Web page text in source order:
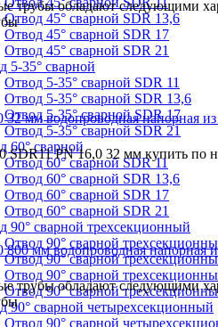
Отвод 45° сварной SDR 13,6
Отвод 45° сварной SDR 17
Отвод 45° сварной SDR 21
5-35° сварной
Отвод 5-35° сварной SDR 11
Отвод 5-35° сварной SDR 13,6
Отвод 5-35° сварной SDR 17
Отвод 5-35° сварной SDR 21
60° сварной
Отвод 60° сварной SDR 11
Отвод 60° сварной SDR 13,6
Отвод 60° сварной SDR 17
Отвод 60° сварной SDR 21
90° сварной трехсекционный
Отвод 90° сварной
Отвод 90° сварной
Отвод 90° сварной
Отвод 90° сварной
90° сварной четырехсекционный
Отвод 90° сварной
трубы обладают следующими
мм водопроводная напорная из
SDR11 PN 16,0 32 мм купить по
мм водопроводная напорная
трубы обладают следующими